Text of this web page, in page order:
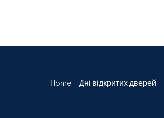
Home Дні відкритих дверей